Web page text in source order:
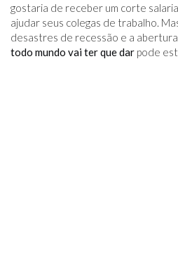
gostaria de receber um corte
ajudar seus colegas de trabalho.
desastres de recessão e a
todo mundo vai ter que dar pode